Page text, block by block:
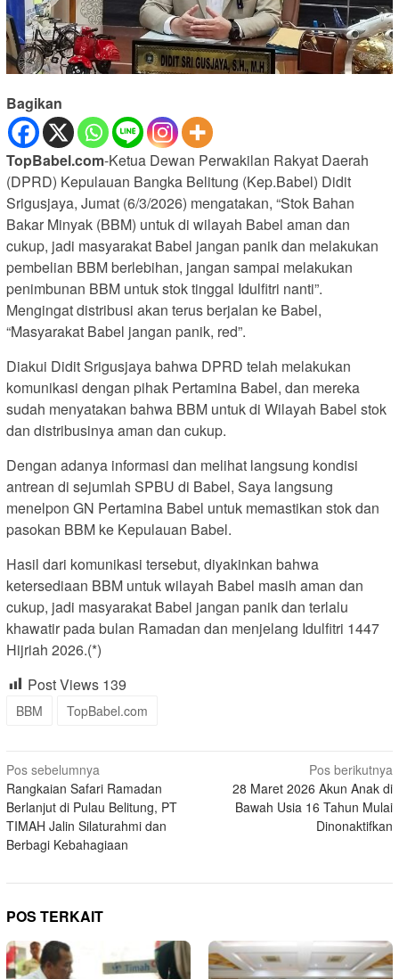
Bagikan
TopBabel.com-Ketua Dewan Perwakilan Rakyat Daerah
(DPRD) Kepulauan Bangka Belitung (Kep.Babel) Didit
Srigusjaya, Jumat (6/3/2026) mengatakan, “Stok Bahan
Bakar Minyak (BBM) untuk di wilayah Babel aman dan
cukup, jadi masyarakat Babel jangan panik dan melakukan
pembelian BBM berlebihan, jangan sampai melakukan
penimbunan BBM untuk stok tinggal Idulfitri nanti”.
Mengingat distribusi akan terus berjalan ke Babel,
“Masyarakat Babel jangan panik, red”.
Diakui Didit Srigusjaya bahwa DPRD telah melakukan
komunikasi dengan pihak Pertamina Babel, dan mereka
sudah menyatakan bahwa BBM untuk di Wilayah Babel stok
dan distribusinya aman dan cukup.
Dengan adanya informasi dan melihat langsung kondisi
antrean di sejumlah SPBU di Babel, Saya langsung
menelpon GN Pertamina Babel untuk memastikan stok dan
pasokan BBM ke Kepulauan Babel.
Hasil dari komunikasi tersebut, diyakinkan bahwa
ketersediaan BBM untuk wilayah Babel masih aman dan
cukup, jadi masyarakat Babel jangan panik dan terlalu
khawatir pada bulan Ramadan dan menjelang Idulfitri 1447
Hijriah 2026.(*)
Post Views 139
BBM TopBabel.com
Navigasi
pos
Pos sebelumnya
Rangkaian Safari Ramadan
Berlanjut di Pulau Belitung, PT
TIMAH Jalin Silaturahmi dan
Berbagi Kebahagiaan
Pos berikutnya
28 Maret 2026 Akun Anak di
Bawah Usia 16 Tahun Mulai
Dinonaktifkan
POS TERKAIT